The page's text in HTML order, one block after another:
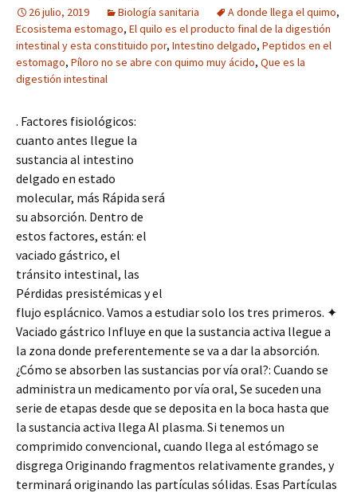
26 julio, 2019 Biología sanitaria A donde llega el quimo,
Ecosistema estomago, El quilo es el producto final de la digestión
intestinal y esta constituido por, Intestino delgado, Peptidos en el
estomago, Píloro no se abre con quimo muy ácido, Que es la
digestión intestinal
. Factores fisiológicos:
cuanto antes llegue la
sustancia al intestino
delgado en estado
molecular, más Rápida será
su absorción. Dentro de
estos factores, están: el
vaciado gástrico, el
tránsito intestinal, las
Pérdidas presistémicas y el
flujo esplácnico. Vamos a estudiar solo los tres primeros. ✦
Vaciado gástrico Influye en que la sustancia activa llegue a
la zona donde preferentemente se va a dar la absorción.
¿Cómo se absorben las sustancias por vía oral?: Cuando se
administra un medicamento por vía oral, Se suceden una
serie de etapas desde que se deposita en la boca hasta que
la sustancia activa llega Al plasma. Si tenemos un
comprimido convencional, cuando llega al estómago se
disgrega Originando fragmentos relativamente grandes, y
terminará originando las partículas sólidas. Esas Partículas